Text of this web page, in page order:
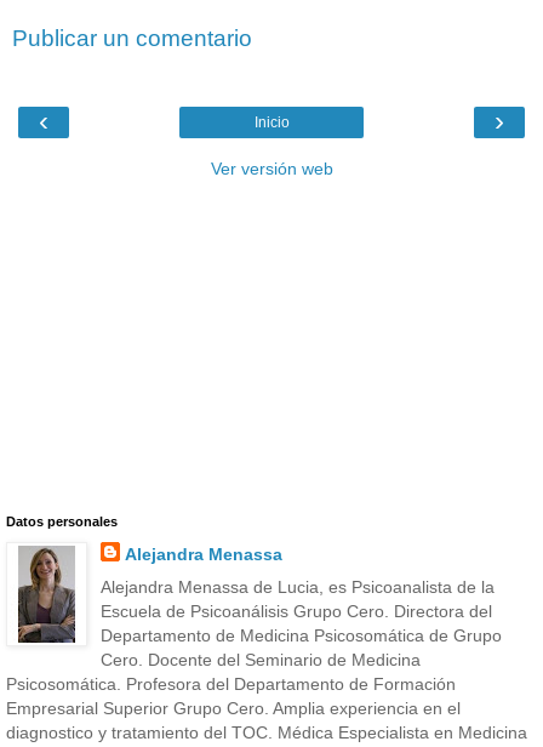
Publicar un comentario
‹ ›
Inicio
Ver versión web
Datos personales
Alejandra Menassa
Alejandra Menassa de Lucia, es Psicoanalista de la
Escuela de Psicoanálisis Grupo Cero. Directora del
Departamento de Medicina Psicosomática de Grupo
Cero. Docente del Seminario de Medicina
Psicosomática. Profesora del Departamento de Formación
Empresarial Superior Grupo Cero. Amplia experiencia en el
diagnostico y tratamiento del TOC. Médica Especialista en Medicina